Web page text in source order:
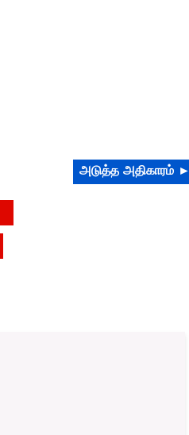
அடுத்த அதிகாரம் ►